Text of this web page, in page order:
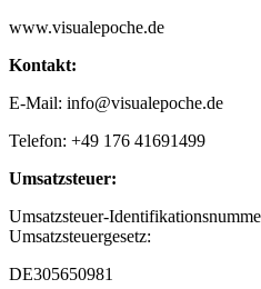
www.visualepoche.de
Kontakt:
E-Mail: info@visualepoche.de
Telefon: +49 176 41691499
Umsatzsteuer:
Umsatzsteuer-
Umsatzsteuergesetz:
DE305650981